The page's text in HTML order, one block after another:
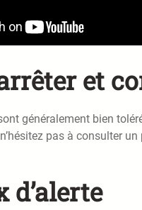
et
généralement bien
pas à consulter
d’alerte